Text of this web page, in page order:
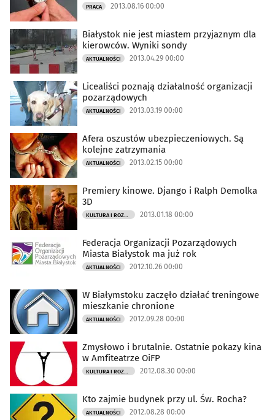
PRACA 2013.08.16 00:00
Białystok nie jest miastem przyjaznym dla
kierowców. Wyniki sondy
AKTUALNOŚCI 2013.04.29 00:00
Licealiści poznają działalność organizacji
pozarządowych
AKTUALNOŚCI 2013.03.19 00:00
Afera oszustów ubezpieczeniowych. Są
kolejne zatrzymania
AKTUALNOŚCI 2013.02.15 00:00
Premiery kinowe. Django i Ralph Demolka
3D
KULTURA I ROZRYWKA 2013.01.18 00:00
Federacja Organizacji Pozarządowych
Miasta Białystok ma już rok
AKTUALNOŚCI 2012.10.26 00:00
W Białymstoku zaczęło działać treningowe
mieszkanie chronione
AKTUALNOŚCI 2012.09.28 00:00
Zmysłowo i brutalnie. Ostatnie pokazy kina
w Amfiteatrze OiFP
KULTURA I ROZRYWKA 2012.08.30 00:00
Kto zajmie budynek przy ul. Św. Rocha?
AKTUALNOŚCI 2012.08.28 00:00